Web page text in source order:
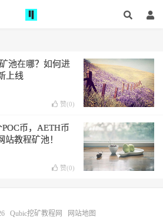
池在哪？如何进
上线
赞(0)
币，AETH币
教程矿池！
赞(0)
Qubic挖矿教程网 网站地图